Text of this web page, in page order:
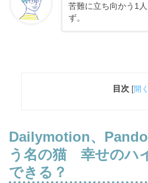
苦難に立ち向かう1
ず。
目次 [開く
Dailymotion、
う名の猫 幸せのハ
できる？